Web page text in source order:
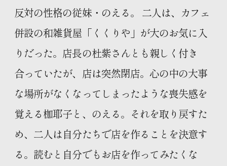
反対の性格の従妹・のえる。 二人は、カフェ
併設の和雑貨屋「くくりや」が大のお気に入
りだった。店長の杜紫さんとも親しく付き
合っていたが、店は突然閉店。心の中の大事
な場所がなくなってしまったような喪失感を
覚える枷耶子と、のえる。それを取り戻すた
め、二人は自分たちで店を作ることを決意す
る。読むと自分でもお店を作ってみたくな